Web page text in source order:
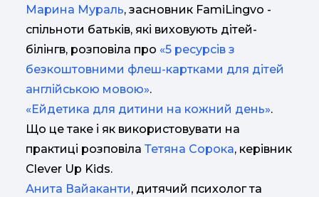
Марина Мураль, засновник FamiLingvo -
спільноти батьків, які виховують дітей-
білінгв, розповіла про «5 ресурсів з
безкоштовними флеш-картками для дітей
англійською мовою».
«Ейдетика для дитини на кожний день».
Що це таке і як використовувати на
практиці розповіла Тетяна Сорока, керівник
Clever Up Kids.
Анита Вайаканти, дитячий психолог та